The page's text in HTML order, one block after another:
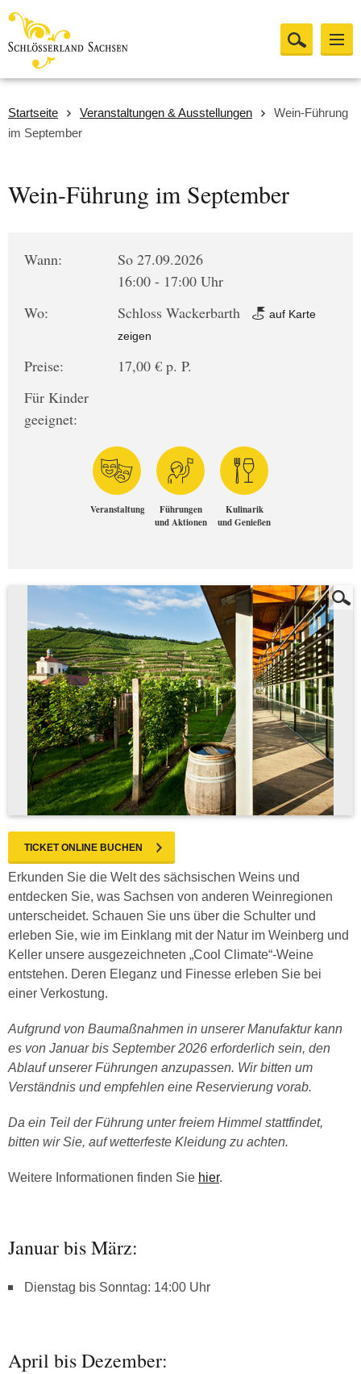
Startseite Veranstaltungen & Ausstellungen
Wein-Führung
im September
Wein-Führung im September
Wann:
So 27.09.2026
16:00 - 17:00 Uhr
Wo:
Schloss Wackerbarth
auf Karte
zeigen
Preise:
17,00 € p. P.
Für Kinder
geeignet:
Veranstaltung
Führungen
und Aktionen
Kulinarik
und Genießen
TICKET ONLINE BUCHEN
Erkunden Sie die Welt des sächsischen Weins und
entdecken Sie, was Sachsen von anderen Weinregionen
unterscheidet. Schauen Sie uns über die Schulter und
erleben Sie, wie im Einklang mit der Natur im Weinberg und
Keller unsere ausgezeichneten „Cool Climate“-Weine
entstehen. Deren Eleganz und Finesse erleben Sie bei
einer Verkostung.
Aufgrund von Baumaßnahmen in unserer Manufaktur kann
es von Januar bis September 2026 erforderlich sein, den
Ablauf unserer Führungen anzupassen. Wir bitten um
Verständnis und empfehlen eine Reservierung vorab.
Da ein Teil der Führung unter freiem Himmel stattfindet,
bitten wir Sie, auf wetterfeste Kleidung zu achten.
Weitere Informationen finden Sie hier.
Januar bis März:
Dienstag bis Sonntag: 14:00 Uhr
April bis Dezember: